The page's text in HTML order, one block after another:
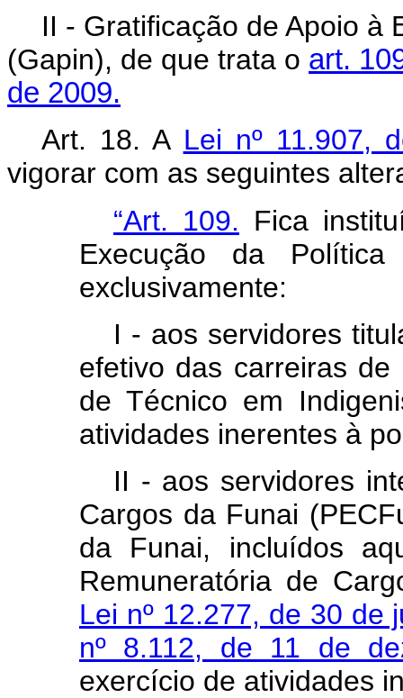
II - Gratificação de Apoio à
(Gapin), de que trata o art.
de 2009.
Art. 18. A Lei nº 11.907,
vigorar com as seguintes
“Art. 109. Fica
Execução da Política
exclusivamente:
I - aos servidores
efetivo das carreiras
de Técnico em
atividades inerentes à
II - aos servidores
Cargos da Funai
da Funai, incluídos
Remuneratória de
Lei nº 12.277, de 30 de
nº 8.112, de 11 de
exercício de atividades